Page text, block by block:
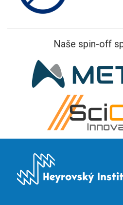
Naše spin-off